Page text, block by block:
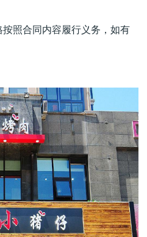
照合同内容履行义务，如有